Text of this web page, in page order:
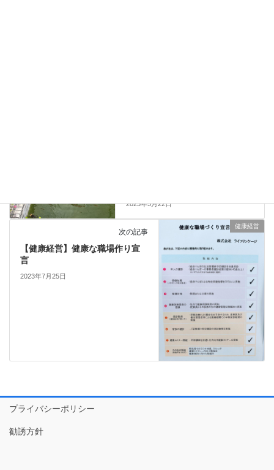
2023年5月22日
健康経営
次の記事
【健康経営】健康な職場作り宣
言
2023年7月25日
プライバシーポリシー
勧誘方針